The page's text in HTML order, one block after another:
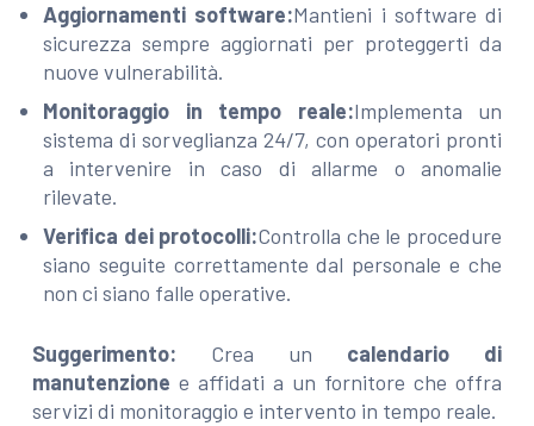
Aggiornamenti software:Mantieni i software di
sicurezza sempre aggiornati per proteggerti da
nuove vulnerabilità.
Monitoraggio in tempo reale:Implementa un
sistema di sorveglianza 24/7, con operatori pronti
a intervenire in caso di allarme o anomalie
rilevate.
Verifica dei protocolli:Controlla che le procedure
siano seguite correttamente dal personale e che
non ci siano falle operative.
Suggerimento: Crea un calendario di
manutenzione e affidati a un fornitore che offra
servizi di monitoraggio e intervento in tempo reale.